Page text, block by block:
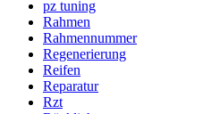
pz tuning
Rahmen
Rahmennummer
Regenerierung
Reifen
Reparatur
Rzt